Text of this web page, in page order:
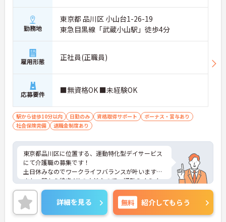
勤務地
東京都 品川区 小山台1-26-19
東急目黒線「武蔵小山駅」徒歩4分
雇用形態 正社員(正職員)
応募要件 ■無資格OK ■未経験OK
駅から徒歩10分以内 日勤のみ 資格取得サポート
ボーナス・賞与あり
社会保険完備
退職金制度あり
東京都品川区に位置する、運動特化型デイサービス
にて介護職の募集です！
土日休みなのでワークライフバランスが叶います☆
また、駅から徒歩4分の立地なので、通勤らくらく
です♪
ご興味のある方には、面接対策ポイントなど、さら
に詳細をお話しいたしますのでお気軽にご相談くだ
さい！
詳細を見る 無料 紹介してもらう